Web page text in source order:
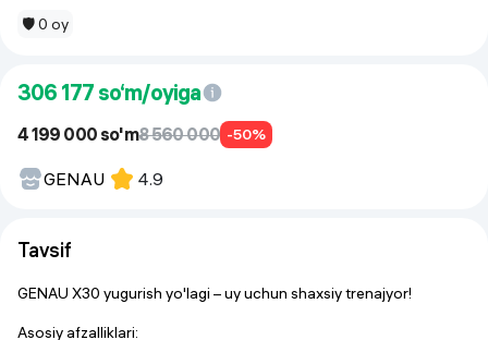
🛡 0 oy
306 177 so‘m/oyiga
4 199 000 so'm8 560 000 -50%
GENAU 4.9
Tavsif
GENAU X30 yugurish yo'lagi – uy uchun shaxsiy trenajyor!
Asosiy afzalliklari: